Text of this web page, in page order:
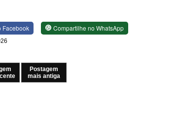
Facebook Compartilhe no WhatsApp
Postagem
mais antiga